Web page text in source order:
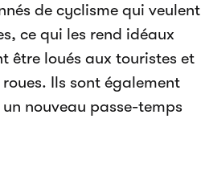
de cyclisme qui veulent
ce qui les rend idéaux
être loués aux touristes et
Ils sont également
nouveau passe-temps